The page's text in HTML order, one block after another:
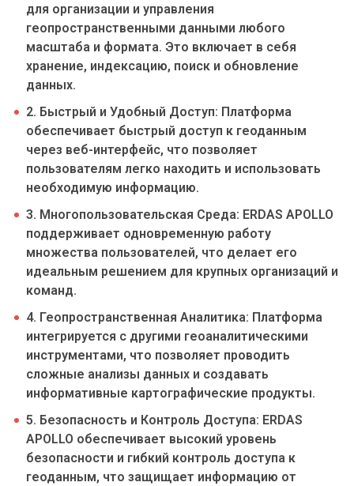
для организации и управления
геопространственными данными любого
масштаба и формата. Это включает в себя
хранение, индексацию, поиск и обновление
данных.
2. Быстрый и Удобный Доступ: Платформа
обеспечивает быстрый доступ к геоданным
через веб-интерфейс, что позволяет
пользователям легко находить и использовать
необходимую информацию.
3. Многопользовательская Среда: ERDAS APOLLO
поддерживает одновременную работу
множества пользователей, что делает его
идеальным решением для крупных организаций и
команд.
4. Геопространственная Аналитика: Платформа
интегрируется с другими геоаналитическими
инструментами, что позволяет проводить
сложные анализы данных и создавать
информативные картографические продукты.
5. Безопасность и Контроль Доступа: ERDAS
APOLLO обеспечивает высокий уровень
безопасности и гибкий контроль доступа к
геоданным, что защищает информацию от